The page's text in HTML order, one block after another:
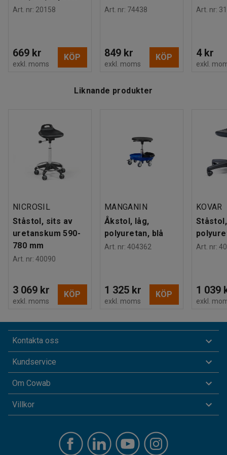
Art. nr: 20158
669 kr
exkl. moms
KÖP
Art. nr: 74438
849 kr
exkl. moms
KÖP
Art. nr:
4 kr
exkl.
Liknande produkter
NICROSIL
Ståstol, sits av
uretanskum 590-
780 mm
Art. nr: 40090
3 069 kr
exkl. moms
KÖP
MANGANIN
Åkstol, låg,
polyuretan, blå
Art. nr: 404362
1 325 kr
exkl. moms
KÖP
KOVAR
Art. nr:
1 039
exkl.
Kontakta oss
Kundservice
Om Cowab
Villkor